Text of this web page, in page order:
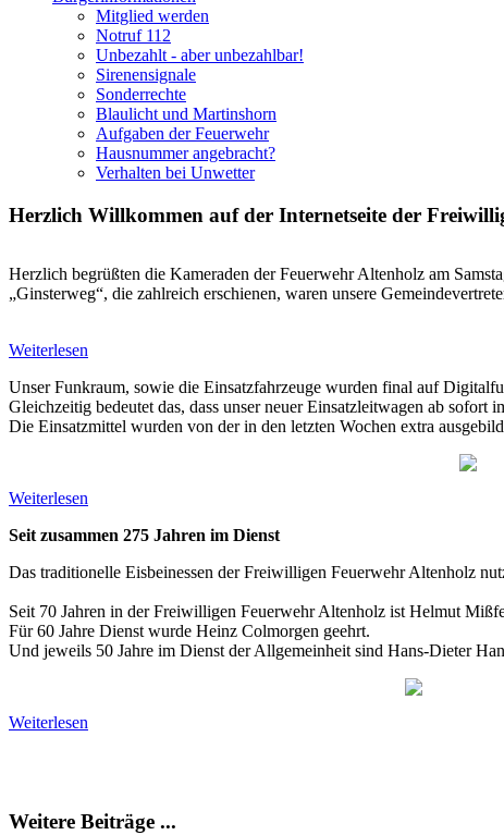
Mitglied werden
Notruf 112
Unbezahlt - aber unbezahlbar!
Sirenensignale
Sonderrechte
Blaulicht und Martinshorn
Aufgaben der Feuerwehr
Hausnummer angebracht?
Verhalten bei Unwetter
Herzlich Willkommen auf der Internetseite der
Herzlich begrüßten die Kameraden der Feuerwehr Altenholz am
„Ginsterweg“, die zahlreich erschienen, waren unsere
Weiterlesen
Unser Funkraum, sowie die Einsatzfahrzeuge wurden final auf
Gleichzeitig bedeutet das, dass unser neuer Einsatzleitwagen ab sofort
Die Einsatzmittel wurden von der in den letzten Wochen extra
Weiterlesen
Seit zusammen 275 Jahren im Dienst
Das traditionelle Eisbeinessen der Freiwilligen Feuerwehr Altenholz
Seit 70 Jahren in der Freiwilligen Feuerwehr Altenholz ist Helmut
Für 60 Jahre Dienst wurde Heinz Colmorgen geehrt.
Und jeweils 50 Jahre im Dienst der Allgemeinheit sind Hans-Dieter
Weiterlesen
Weitere Beiträge ...